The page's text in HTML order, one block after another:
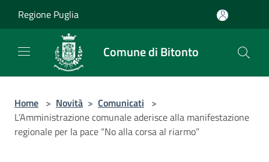
Regione Puglia
Comune di Bitonto
Home > Novità > Comunicati >
L’Amministrazione comunale aderisce alla manifestazione
regionale per la pace “No alla corsa al riarmo”